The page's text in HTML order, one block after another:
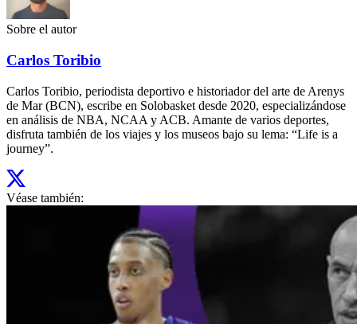
Sobre el autor
Carlos Toribio
Carlos Toribio, periodista deportivo e historiador del arte de Arenys
de Mar (BCN), escribe en Solobasket desde 2020, especializándose
en análisis de NBA, NCAA y ACB. Amante de varios deportes,
disfruta también de los viajes y los museos bajo su lema: “Life is a
journey”.
Véase también: